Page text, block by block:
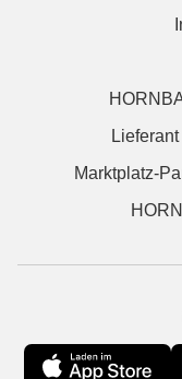
Marktplatz-